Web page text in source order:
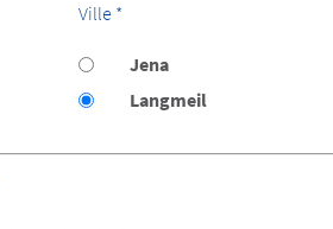
Ville *
Jena
Langmeil